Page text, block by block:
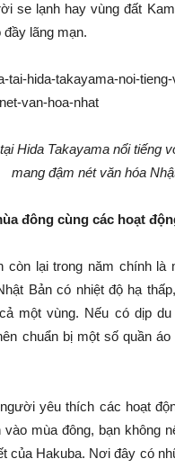
se lạnh hay vùng đất
đầy lãng mạn.
Hida Takayama nổi tiếng
mang đậm nét văn hóa
đông cùng các hoạt
còn lại trong năm chính là
Bản có nhiệt độ hạ
một vùng. Nếu có dịp
chuẩn bị một số quần
yêu thích các hoạt
vào mùa đông, bạn không
của Hakuba. Nơi đây có